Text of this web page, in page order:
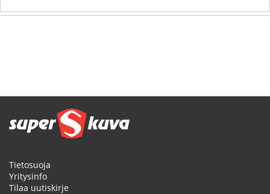
Tietosuoja
Yritysinfo
Tilaa uutiskirje